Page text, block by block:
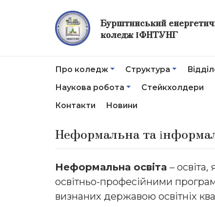
Бурштинський
коледж ІФНТУНГ
Про коледж Структура
Наукова робота
Стейкхолдери
Контакти
Новини
Неформальна та
Неформальна освіта –
освітньо-професійними
визнаних державою освітніх